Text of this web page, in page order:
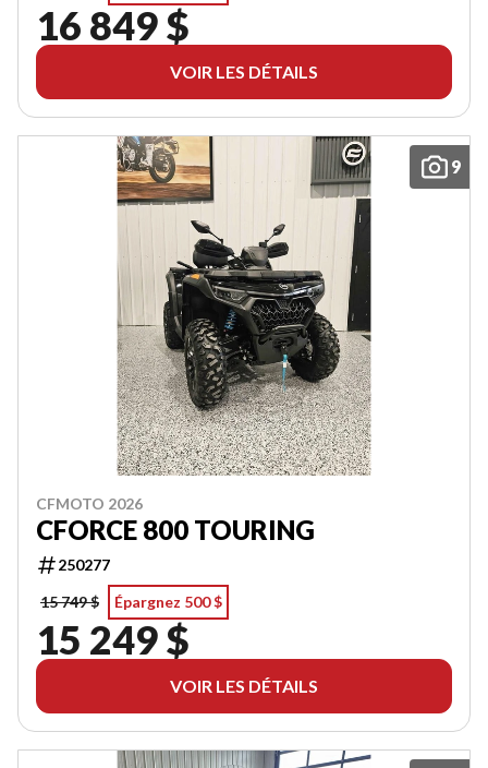
16 849 $
VOIR LES DÉTAILS
9
CFMOTO 2026
CFORCE 800 TOURING
250277
15 749 $
Épargnez 500 $
15 249 $
VOIR LES DÉTAILS